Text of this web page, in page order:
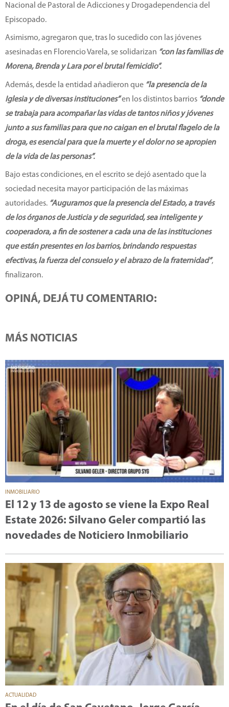
Nacional de Pastoral de Adicciones y Drogadependencia del
Episcopado.
Asimismo, agregaron que, tras lo sucedido con las jóvenes
asesinadas en Florencio Varela, se solidarizan “con las familias de
Morena, Brenda y Lara por el brutal femicidio”.
Además, desde la entidad añadieron que “la presencia de la
Iglesia y de diversas instituciones”en los distintos barrios “donde
se trabaja para acompañar las vidas de tantos niños y jóvenes
junto a sus familias para que no caigan en el brutal flagelo de la
droga, es esencial para que la muerte y el dolor no se apropien
de la vida de las personas”.
Bajo estas condiciones, en el escrito se dejó asentado que la
sociedad necesita mayor participación de las máximas
autoridades. “Auguramos que la presencia del Estado, a través
de los órganos de Justicia y de seguridad, sea inteligente y
cooperadora, a fin de sostener a cada una de las instituciones
que están presentes en los barrios, brindando respuestas
efectivas, la fuerza del consuelo y el abrazo de la fraternidad”,
finalizaron.
OPINÁ, DEJÁ TU COMENTARIO:
MÁS NOTICIAS
INMOBILIARIO
El 12 y 13 de agosto se viene la Expo Real
Estate 2026: Silvano Geler compartió las
novedades de Noticiero Inmobiliario
ACTUALIDAD